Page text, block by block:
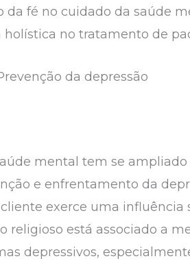
fé no cuidado da saúde
no tratamento de
da depressão
mental tem se
e enfrentamento da
cliente exerce uma
está associado a
depressivos,